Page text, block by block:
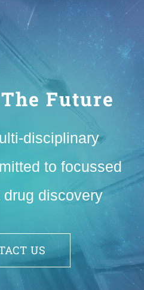
Future
disciplinary
to focussed
discovery
US